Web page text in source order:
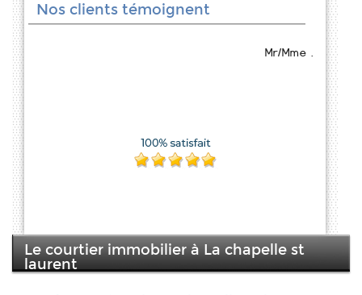
Nos clients témoignent
Mr/Mme .
Le courtier immobilier à La chapelle st
laurent